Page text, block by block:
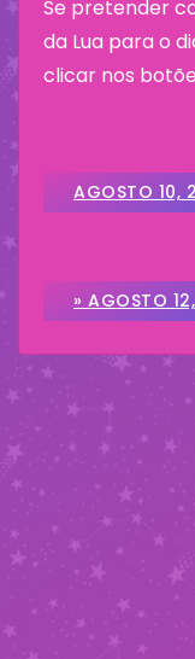
Se pretender
da Lua para o
clicar nos
AGOSTO 10,
» AGOSTO